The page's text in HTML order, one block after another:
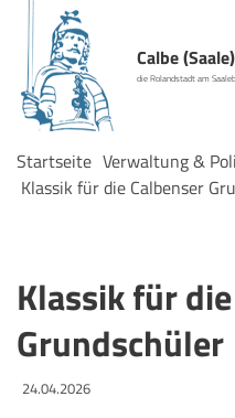
Calbe (Saale)
die Rolandstadt am
Startseite Verwaltung &
Klassik für die Calbenser
Klassik für
Grundschüler
24.04.2026